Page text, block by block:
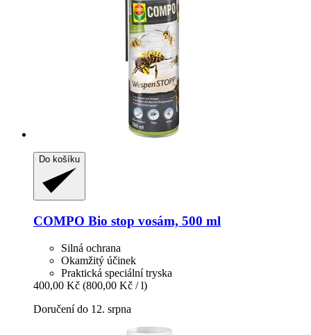
Do košíku
COMPO Bio stop vosám, 500 ml
Silná ochrana
Okamžitý účinek
Praktická speciální tryska
400,00 Kč (800,00 Kč / l)
Doručení do 12. srpna